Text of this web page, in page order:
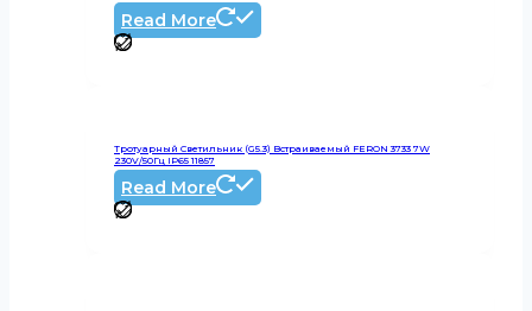
Read More
Тротуарный Светильник (G5.3) Встраиваемый FERON 3733 7W
230V/50Гц IP65 11857
Read More